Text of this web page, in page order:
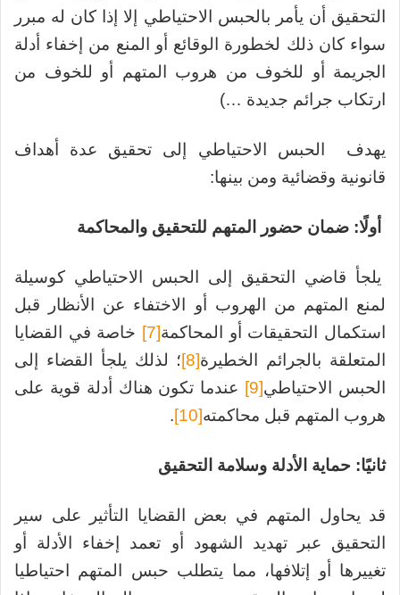
التحقيق أن يأمر بالحبس الاحتياطي إلا إذا كان له مبرر
سواء كان ذلك لخطورة الوقائع أو المنع من إخفاء أدلة
الجريمة أو للخوف من هروب المتهم أو للخوف من
ارتكاب جرائم جديدة …)
يهدف الحبس الاحتياطي إلى تحقيق عدة أهداف
قانونية وقضائية ومن بينها:
أولًا: ضمان حضور المتهم للتحقيق والمحاكمة
يلجأ قاضي التحقيق إلى الحبس الاحتياطي كوسيلة
لمنع المتهم من الهروب أو الاختفاء عن الأنظار قبل
استكمال التحقيقات أو المحاكمة[7]
خاصة في القضايا
المتعلقة بالجرائم الخطيرة[8]
؛ لذلك يلجأ القضاء إلى
الحبس الاحتياطي[9]
عندما تكون هناك أدلة قوية على
هروب المتهم قبل محاكمته[10]
.
ثانيًا: حماية الأدلة وسلامة التحقيق
قد يحاول المتهم في بعض القضايا التأثير على سير
التحقيق عبر تهديد الشهود أو تعمد إخفاء الأدلة أو
تغييرها أو إتلافها، مما يتطلب حبس المتهم احتياطيا